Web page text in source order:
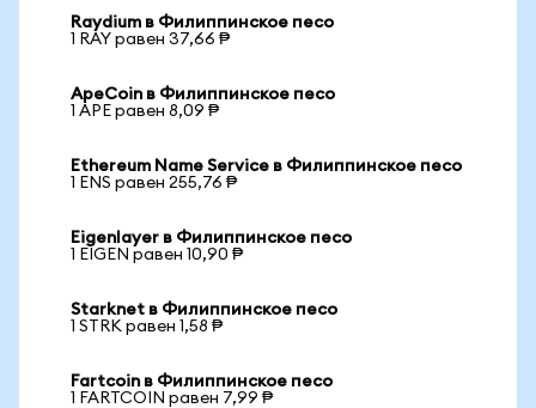
Raydium в Филиппинское песо
1 RAY равен 37,66 ₱
ApeCoin в Филиппинское песо
1 APE равен 8,09 ₱
Ethereum Name Service в Филиппинское песо
1 ENS равен 255,76 ₱
Eigenlayer в Филиппинское песо
1 EIGEN равен 10,90 ₱
Starknet в Филиппинское песо
1 STRK равен 1,58 ₱
Fartcoin в Филиппинское песо
1 FARTCOIN равен 7,99 ₱